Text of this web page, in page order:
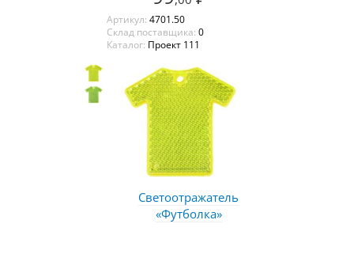
Артикул: 4701.50
Склад поставщика: 0
Каталог: Проект 111
Светоотражатель
«Футболка»